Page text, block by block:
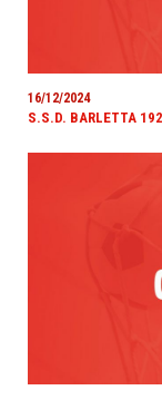
16/12/2024
S.S.D. BARLETTA